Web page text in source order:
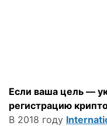
Если ваша цель —
регистрацию
В 2018 году